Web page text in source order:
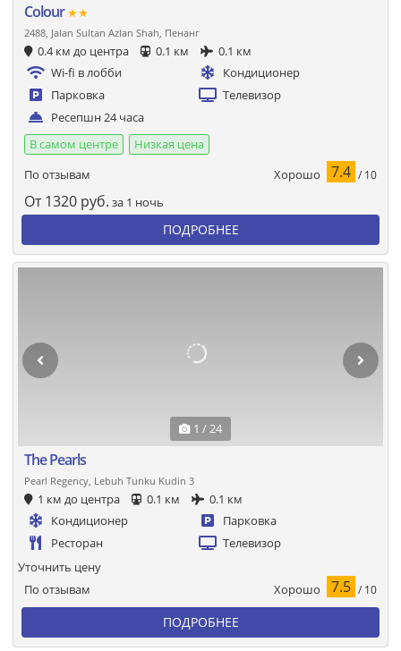
Colour★★
2488, Jalan Sultan Azlan Shah, Пенанг
0.4 км до центра 0.1 км
0.1 км
Wi-fi в лобби
Кондиционер
Парковка
Телевизор
Ресепшн 24 часа
В самом центре
Низкая цена
По отзывам
Хорошо 7.4 / 10
От 1320 руб. за 1 ночь
ПОДРОБНЕЕ
1 / 24
The Pearls
Pearl Regency, Lebuh Tunku Kudin 3
1 км до центра 0.1 км
0.1 км
Кондиционер
Парковка
Ресторан
Телевизор
По отзывам Хорошо 7.5 / 10
Уточнить цену
ПОДРОБНЕЕ